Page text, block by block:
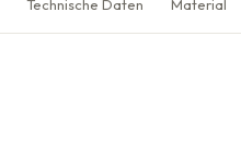
Technische Daten Material